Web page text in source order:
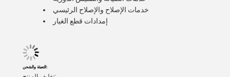
خدمات الإصلاح والإصلاح الرئيسي
إمدادات قطع الغيار
التعبئة والشحن: